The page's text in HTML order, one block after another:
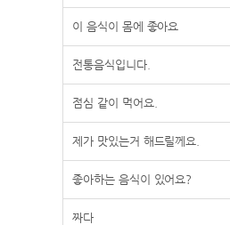
이 음식이 몸에 좋아요
전통음식입니다.
점심 같이 먹어요.
제가 맛있는거 해드릴께요.
좋아하는 음식이 있어요?
짜다